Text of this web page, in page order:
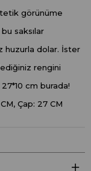
görünüme
saksılar
huzurla dolar. İster
rengini
cm burada!
Çap: 27 CM